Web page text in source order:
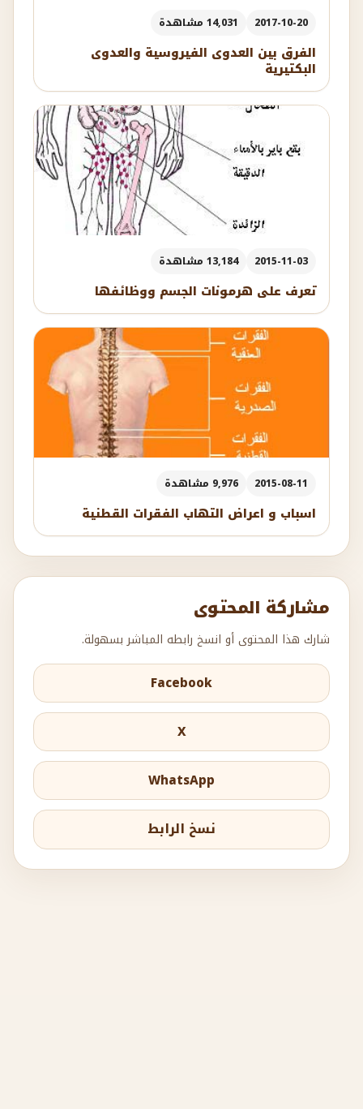
2017-10-20 14,031 مشاهدة
الفرق بين العدوى الفيروسية والعدوى
البكتيرية
2015-11-03 13,184 مشاهدة
تعرف على هرمونات الجسم ووظائفها
2015-08-11 9,976 مشاهدة
اسباب و اعراض التهاب الفقرات القطنية
مشاركة المحتوى
شارك هذا المحتوى أو انسخ رابطه المباشر بسهولة.
Facebook
X
WhatsApp
نسخ الرابط